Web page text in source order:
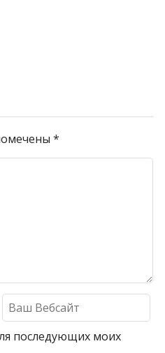
*
последующих моих